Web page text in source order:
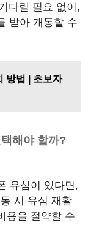
다릴 필요 없이,
받아 개통할 수
방법 | 초보자
해야 할까?
유심이 있다면,
시 유심 재활
용을 절약할 수